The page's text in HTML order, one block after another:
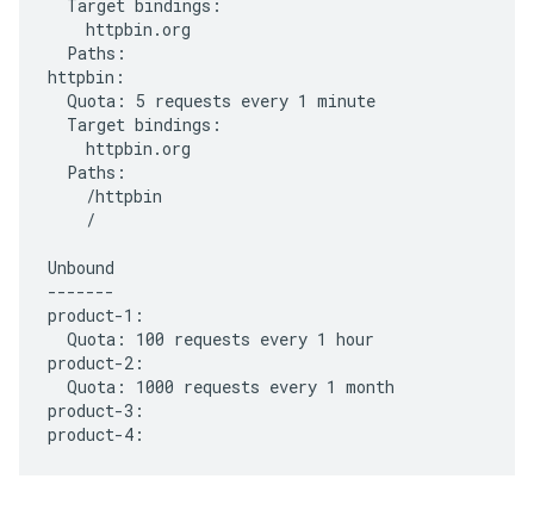
  Target bindings:
    httpbin.org
  Paths:
httpbin:
  Quota: 5 requests every 1 minute
  Target bindings:
    httpbin.org
  Paths:
    /httpbin
    /
Unbound
-------
product-1:
  Quota: 100 requests every 1 hour
product-2:
  Quota: 1000 requests every 1 month
product-3: